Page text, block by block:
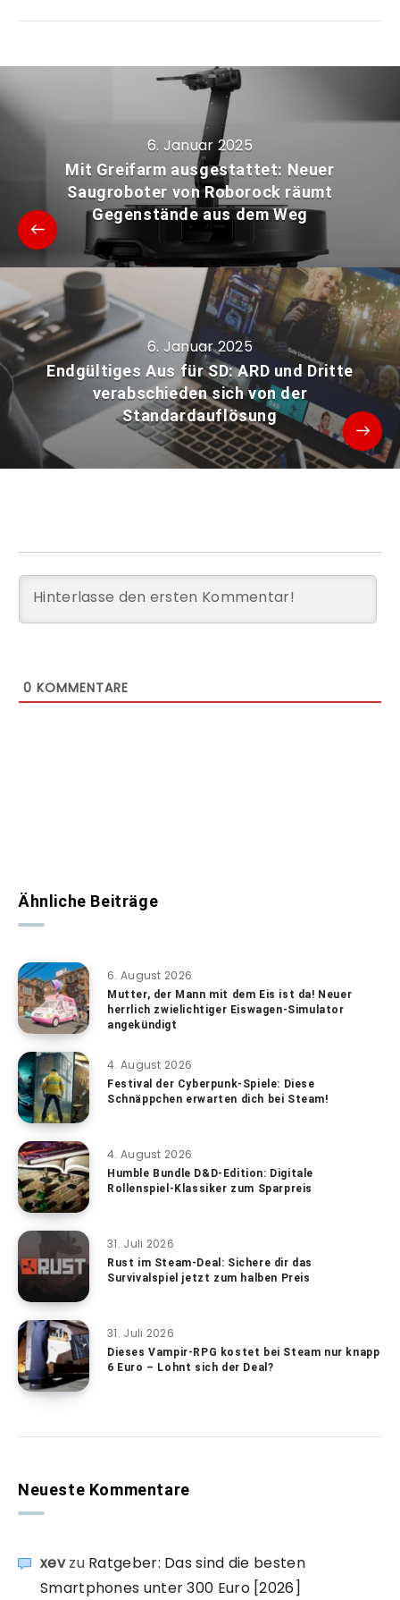
6. Januar 2025
Mit Greifarm ausgestattet: Neuer
Saugroboter von Roborock räumt
Gegenstände aus dem Weg
6. Januar 2025
Endgültiges Aus für SD: ARD und Dritte
verabschieden sich von der
Standardauflösung
0 KOMMENTARE
Ähnliche Beiträge
6. August 2026
Mutter, der Mann mit dem Eis ist da! Neuer
herrlich zwielichtiger Eiswagen-Simulator
angekündigt
4. August 2026
Festival der Cyberpunk-Spiele: Diese
Schnäppchen erwarten dich bei Steam!
4. August 2026
Humble Bundle D&D-Edition: Digitale
Rollenspiel-Klassiker zum Sparpreis
31. Juli 2026
Rust im Steam-Deal: Sichere dir das
Survivalspiel jetzt zum halben Preis
31. Juli 2026
Dieses Vampir-RPG kostet bei Steam nur knapp
6 Euro – Lohnt sich der Deal?
Neueste Kommentare
xevzu Ratgeber: Das sind die besten
Smartphones unter 300 Euro [2026]